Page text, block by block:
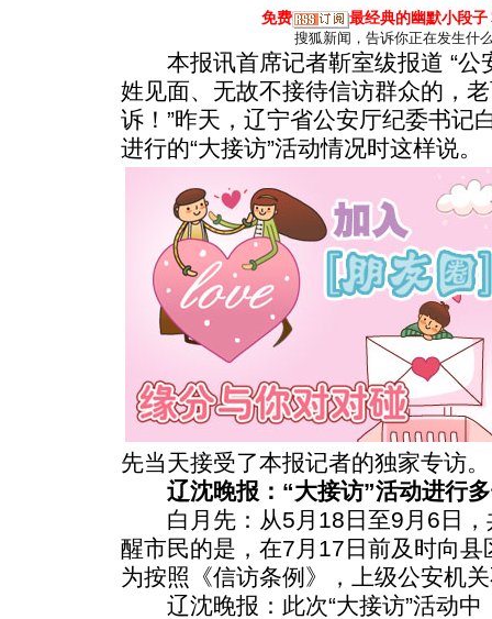
免费 最经典的幽默小段子
搜狐新闻，告诉你正在发生什
本报讯首席记者靳室绂报道 “公
姓见面、无故不接待信访群众的，
诉！”昨天，辽宁省公安厅纪委书记
进行的“大接访”活动情况时这样说。
先当天接受了本报记者的独家专访。
辽沈晚报：“大接访”活动进行
白月先：从5月18日至9月6日，
醒市民的是，在7月17日前及时向
为按照《信访条例》，上级公安机
辽沈晚报：此次“大接访”活动中